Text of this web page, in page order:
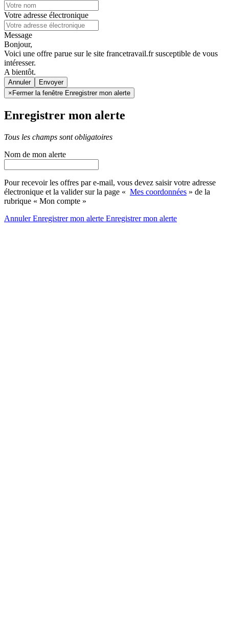
Votre adresse électronique
Message
Bonjour,
Voici une offre parue sur le site francetravail.fr susceptible de vous
intéresser.
A bientôt.
Annuler
× Fermer la fenêtre Enregistrer mon alerte
Enregistrer mon alerte
Tous les champs sont obligatoires
Nom de mon alerte
Pour recevoir les offres par e-mail, vous devez saisir votre adresse
électronique et la valider sur la page « Mes coordonnées » de la
rubrique « Mon compte »
AnnulerEnregistrer mon alerte Enregistrermon alerte